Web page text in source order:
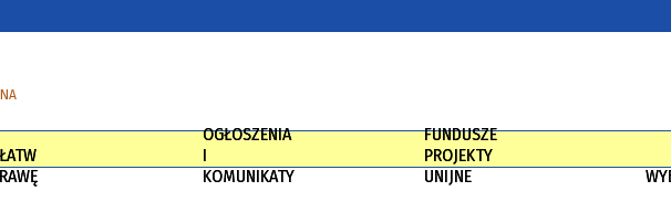
OGŁOSZENIA
I
KOMUNIKATY
FUNDUSZE
PROJEKTY
UNIJNE